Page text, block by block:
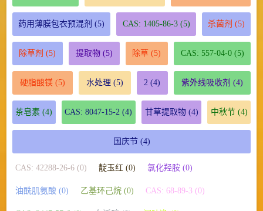
药用薄膜包衣预混剂 (5) CAS: 1405-86-3(5) 杀菌剂 (5)
除草剂 (5) 提取物(5) 除草 (5) CAS: 557-04-0(5)
硬脂酸镁(5) 水处理 (5) 2 (4) 紫外线吸收剂 (4)
茶皂素 (4) CAS: 8047-15-2 (4) 甘草提取物(4) 中秋节(4)
国庆节(4)
CAS: 42288-26-6 (0) 靛玉红 (0) 氯化羟胺 (0)
油酰肌氨酸 (0) 乙基环己烷 (0) CAS: 68-89-3 (0)